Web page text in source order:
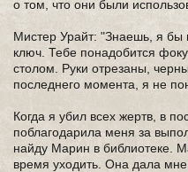
о том, что они были
Мистер Урайт: "Знаешь, я бы
ключ. Тебе понадобится
столом. Руки отрезаны,
последнего момента, я не
Когда я убил всех жертв, в
поблагодарила меня за
найду Марин в библиотеке.
время уходить. Она дала